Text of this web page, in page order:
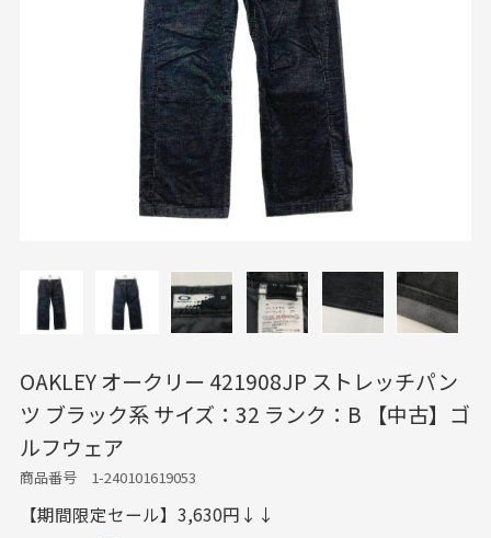
OAKLEY オークリー 421908JP ストレッチパン
ツ ブラック系 サイズ：32 ランク：B 【中古】ゴ
ルフウェア
商品番号 1-240101619053
【期間限定セール】3,630円↓↓